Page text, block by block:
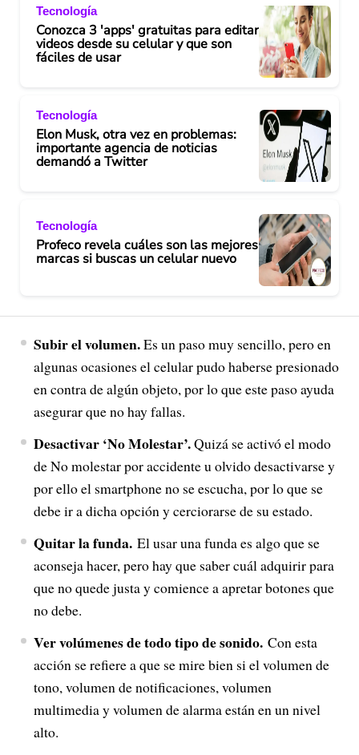
Tecnología
Conozca 3 'apps' gratuitas para editar
videos desde su celular y que son
fáciles de usar
Tecnología
Elon Musk, otra vez en problemas:
importante agencia de noticias
demandó a Twitter
Tecnología
Profeco revela cuáles son las mejores
marcas si buscas un celular nuevo
Subir el volumen.Es un paso muy sencillo, pero en
algunas ocasiones el celular pudo haberse presionado
en contra de algún objeto, por lo que este paso ayuda
asegurar que no hay fallas.
Desactivar ‘No Molestar’.Quizá se activó el modo
de No molestar por accidente u olvido desactivarse y
por ello el smartphone no se escucha, por lo que se
debe ir a dicha opción y cerciorarse de su estado.
Quitar la funda. El usar una funda es algo que se
aconseja hacer, pero hay que saber cuál adquirir para
que no quede justa y comience a apretar botones que
no debe.
Ver volúmenes de todo tipo de sonido.Con esta
acción se refiere a que se mire bien si el volumen de
tono, volumen de notificaciones, volumen
multimedia y volumen de alarma están en un nivel
alto.